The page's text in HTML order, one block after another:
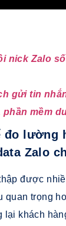
nick Zalo
gửi tin
mềm
đo lường
Zalo
được
quan trọng
lại khách